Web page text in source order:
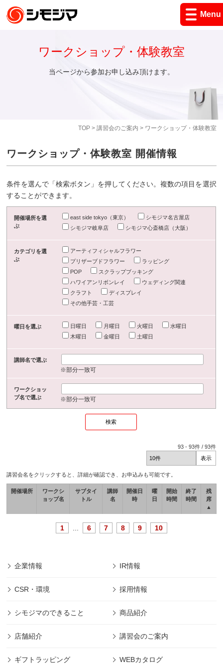
Menu
TOP> 講習会のご案内 > ワークショップ・体験教室
ワークショップ・体験教室
当ページから参加お申し込み頂けます。
ワークショップ・体験教室 開催情報
条件を選んで「検索ボタン」を押してください。複数の項目を選択
することができます。
開催場所を選
ぶ
east side tokyo（東京）
シモジマ名古屋店
シモジマ岐阜店
シモジマ心斎橋店（大阪）
カテゴリを選
ぶ
アーティフィシャルフラワー
プリザーブドフラワー
ラッピング
POP
スクラップブッキング
ハワイアンリボンレイ
ウェディング関連
クラフト
ディスプレイ
その他手芸・工芸
曜日を選ぶ 日曜日 月曜日 火曜日
水曜日
木曜日
金曜日 土曜日
講師名で選ぶ
※部分一致可
ワークショッ
プ名で選ぶ
※部分一致可
93 -93件 /93件
講習会名をクリックすると、詳細が確認でき、お申込みも可能です。
開催場所
ワークシ
ョップ名
サブタイ
トル
講師
名
開催日
時
曜
日
開始
時間
終了
時間
残
席
▲
1 6 7 8 9 10
企業情報 IR情報
CSR・環境 採用情報
シモジマのできること 商品紹介
店舗紹介 講習会のご案内
ギフトラッピング WEBカタログ